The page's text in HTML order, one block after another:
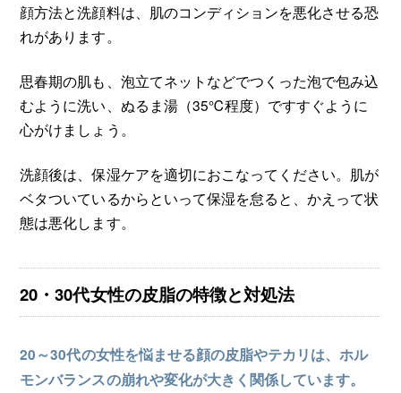
顔方法と洗顔料は、肌のコンディションを悪化させる恐
れがあります。
思春期の肌も、泡立てネットなどでつくった泡で包み込
むように洗い、ぬるま湯（35℃程度）ですすぐように
心がけましょう。
洗顔後は、保湿ケアを適切におこなってください。肌が
ベタついているからといって保湿を怠ると、かえって状
態は悪化します。
20・30代女性の皮脂の特徴と対処法
20～30代の女性を悩ませる顔の皮脂やテカリは、ホル
モンバランスの崩れや変化が大きく関係しています。